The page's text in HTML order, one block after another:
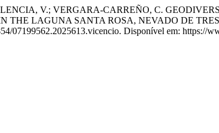
V.; VERGARA-CARREÑO, C.
THE LAGUNA SANTA ROSA, NEVADO DE
07199562.2025613.vicencio. Disponível em: https://